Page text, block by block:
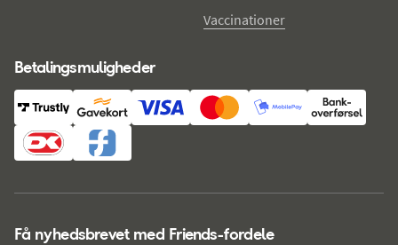
Vaccinationer
Betalingsmuligheder
Få nyhedsbrevet med Friends-fordele